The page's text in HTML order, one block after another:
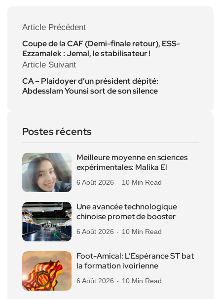
Article Précédent
Coupe de la CAF (Demi-finale retour), ESS-
Ezzamalek : Jemal, le stabilisateur !
Article Suivant
CA – Plaidoyer d’un président dépité:
Abdesslam Younsi sort de son silence
Postes récents
Meilleure moyenne en sciences
expérimentales: Malika El
6 Août 2026 10 Min Read
Une avancée technologique
chinoise promet de booster
6 Août 2026 10 Min Read
Foot-Amical: L’Espérance ST bat
la formation ivoirienne
6 Août 2026 10 Min Read